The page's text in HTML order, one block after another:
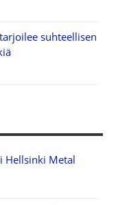
suhteellisen
Hellsinki Metal